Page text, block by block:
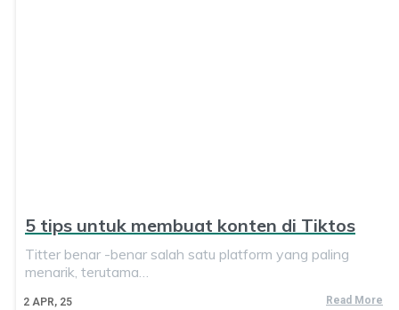
5 tips untuk membuat konten di Tiktos
2 APR, 25
Titter benar -benar salah satu platform yang paling
menarik, terutama…
Read More